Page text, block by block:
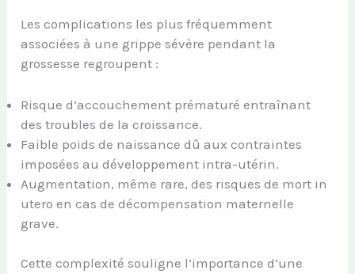
Les complications les plus fréquemment
associées à une grippe sévère pendant la
grossesse regroupent :
Risque d’accouchement prématuré entraînant
des troubles de la croissance.
Faible poids de naissance dû aux contraintes
imposées au développement intra-utérin.
Augmentation, même rare, des risques de mort in
utero en cas de décompensation maternelle
grave.
Cette complexité souligne l’importance d’une